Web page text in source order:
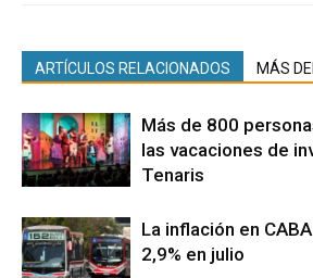
ARTÍCULOS RELACIONADOS MÁS
Más de 800
las vacaciones de
Tenaris
La inflación en
2,9% en julio